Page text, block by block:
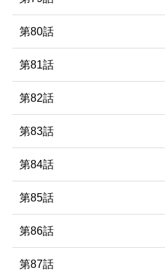
第80話
第81話
第82話
第83話
第84話
第85話
第86話
第87話